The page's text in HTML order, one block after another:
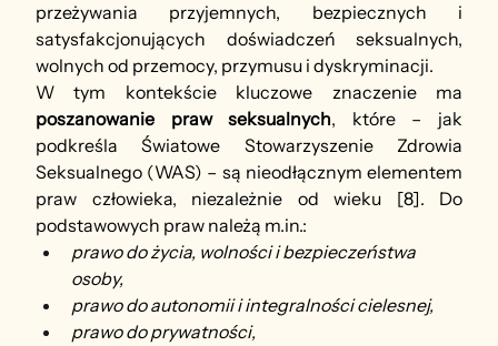
przeżywania przyjemnych, bezpiecznych i
satysfakcjonujących doświadczeń seksualnych,
wolnych od przemocy, przymusu i dyskryminacji.
poszanowanie praw seksualnych, które – jak
podkreśla Światowe Stowarzyszenie Zdrowia
Seksualnego (WAS) – są nieodłącznym elementem
praw człowieka, niezależnie od wieku [8]. Do
podstawowych praw należą m.in.:
prawo do życia, wolności i bezpieczeństwa
osoby,
prawo do autonomii i integralności cielesnej,
prawo do prywatności,